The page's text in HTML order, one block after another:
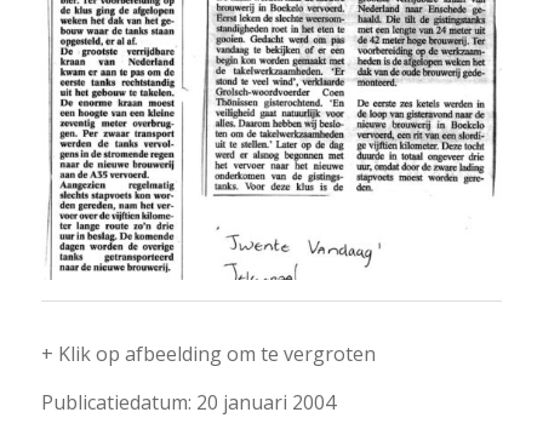
+ Klik op afbeelding om te vergroten
Publicatiedatum: 20 januari 2004